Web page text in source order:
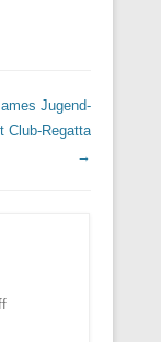
Jugend-
Club-Regatta
→